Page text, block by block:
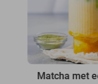
Matcha met